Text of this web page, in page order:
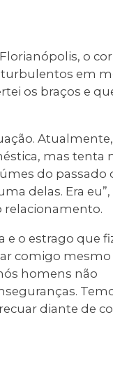
o
em
os braços e
mas tenta
do passado
delas. Era
relacionamento.
e o estrago que
comigo mesmo
homens não
diante de